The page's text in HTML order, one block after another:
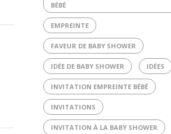
BÉBÉ
EMPREINTE
FAVEUR DE BABY SHOWER
IDÉE DE BABY SHOWER IDÉES
INVITATION EMPREINTE BÉBÉ
INVITATIONS
INVITATION À LA BABY SHOWER